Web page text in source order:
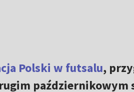
Polski w futsalu,